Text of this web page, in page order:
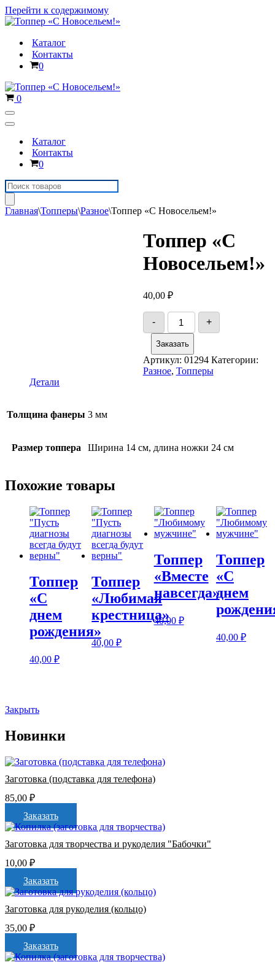
Перейти к содержимому
Каталог
Контакты
Корзина
0
Корзина
0
Меню
навигации
Меню
навигацииКаталог
Контакты
Корзина
0
Поиск
товаров
Главная\Топперы\Разное\Топпер «С Новосельем!»
Топпер «С
Новосельем!»
40,00 ₽
-
Количество
товара
Топпер
«С
Новосельем!»
+
Заказать
Артикул: 01294 Категории:
Разное, Топперы
Детали
Толщина фанеры 3 мм
Размер топпера Ширина 14 см, длина ножки 24 см
Похожие товары
Топпер
«С
днем
рождения»
40,00 ₽
Топпер
«Любимая
крестница»
40,00₽
Топпер
«Вместе
навсегда»
40,00 ₽
Топпер
«С
днем
40,00 ₽
Закрыть
Новинки
Заготовка (подставка для телефона)
85,00 ₽
Заказать
Заготовка для творчества и рукоделия "Бабочки"
10,00 ₽
Заказать
Заготовка для рукоделия (кольцо)
35,00 ₽
Заказать